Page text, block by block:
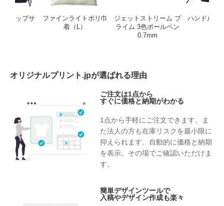
ナップサ
ファインライトポリ巾
着（L）
ジェットストリーム プ
ライム 3色ボールペン
0.7mm
ハンドル付
オリジナルプリント.jpが選ばれる理由
ご注文は1点から
すぐに価格と納期がわかる
1点から手軽にご注文できます。ま
た法人の方も在庫リスクを最小限に
抑えられます。自動的に価格と納期
を表示。その場でご確認いただけま
す。
簡単デザインツールで
入稿やデザイン作成も楽々